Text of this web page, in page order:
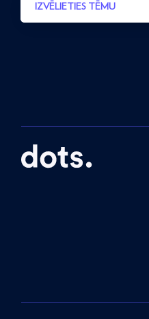
IZVĒLIETIES TĒMU